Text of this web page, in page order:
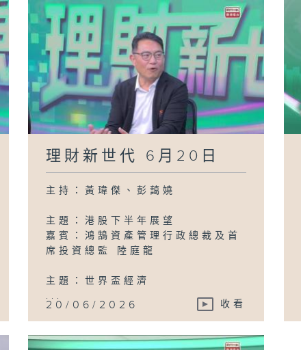
理財新世代 6月20日
主持：黃瑋傑、彭藹嬈
主題：港股下半年展望
嘉賓：鴻鵠資產管理行政總裁及首
席投資總監 陸庭龍
主題：世界盃經濟
...
20/06/2026 收看